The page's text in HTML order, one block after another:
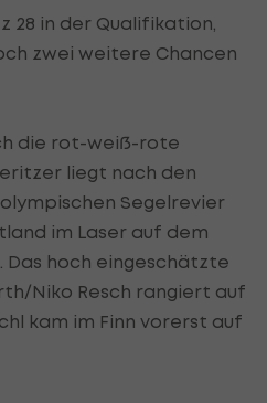
28 in der Qualifikation,
zwei weitere Chancen
die rot-weiß-rote
liegt nach den
Segelrevier
im Laser auf dem
Das hoch eingeschätzte
Niko Resch rangiert auf
kam im Finn vorerst auf